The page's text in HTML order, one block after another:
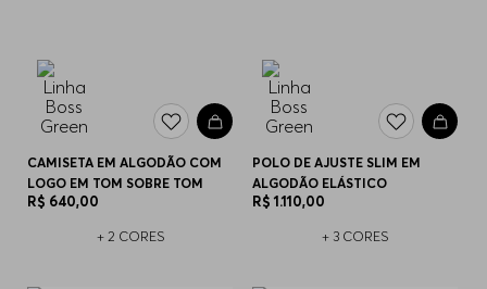
CAMISETA EM ALGODÃO COM
LOGO EM TOM SOBRE TOM
R$ 640,00
+ 2 CORES
POLO DE AJUSTE SLIM EM
ALGODÃO ELÁSTICO
R$ 1.110,00
+ 3 CORES